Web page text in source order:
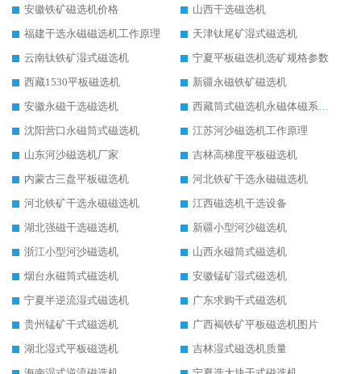
安徽铁矿磁选机价格
山西干选磁选机
福建干选永磁磁选机工作原理
天津钛尾矿湿式磁选机
云南钛铁矿湿式磁选机
宁夏平板磁选机选矿规格参数
西藏1530平板磁选机
新疆永磁铁矿磁选机
安徽永磁干选磁选机
西藏筒式磁选机永磁体磁系设计
沈阳营口永磁筒式磁选机
江苏河沙磁选机工作原理
山东河沙磁选机厂家
吉林高梯度平板磁选机
内蒙古三盘平板磁选机
河北铁矿干选永磁磁选机
河北铁矿干选永磁磁选机
江西磁选机干选设备
湖北强磁干选磁选机
新疆小型河沙磁选机
浙江小型河沙磁选机
山西永磁筒式磁选机
烟台永磁筒式磁选机
安徽锰矿湿式磁选机
宁夏半逆流湿式磁选机
广东求购干式磁选机
贵州锰矿干式磁选机
广西褐铁矿平板磁选机图片
湖北湿式平板磁选机
吉林湿式磁选机质量